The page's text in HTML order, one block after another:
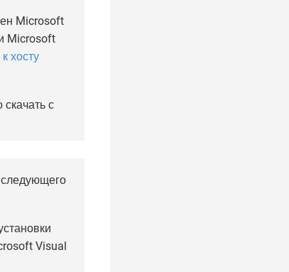
Microsoft
Microsoft
хосту
с
Visual